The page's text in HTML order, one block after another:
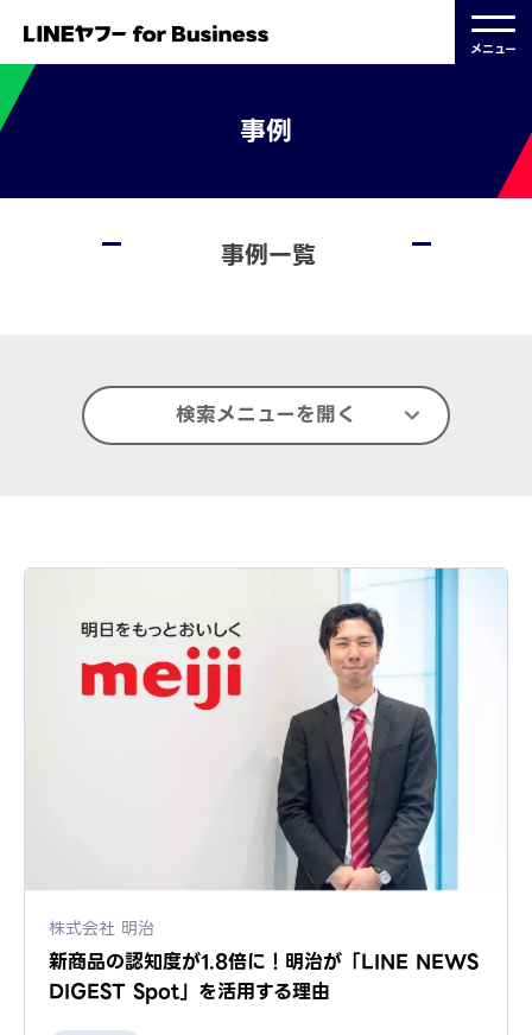
メニュー
事例
事例一覧
検索メニューを開く
株式会社 明治
新商品の認知度が1.8倍に！明治が「LINE NEWS
DIGEST Spot」を活用する理由